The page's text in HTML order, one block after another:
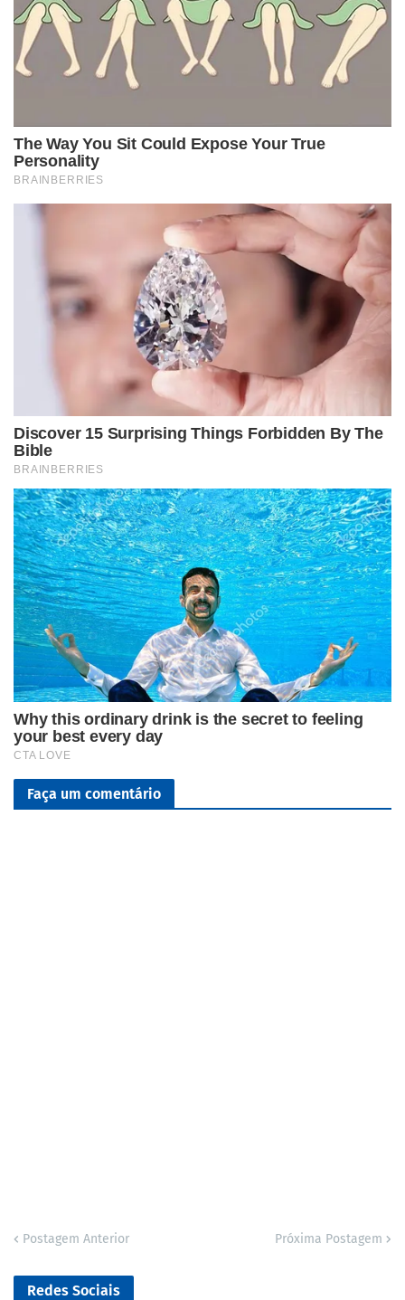
Faça um comentário
Postagem Anterior Próxima Postagem
Redes Sociais